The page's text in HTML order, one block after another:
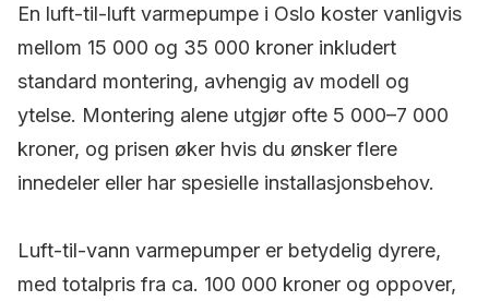
En luft-til-luft varmepumpe i Oslo koster vanligvis
mellom 15 000 og 35 000 kroner inkludert
standard montering, avhengig av modell og
ytelse. Montering alene utgjør ofte 5 000–7 000
kroner, og prisen øker hvis du ønsker flere
innedeler eller har spesielle installasjonsbehov.
Luft-til-vann varmepumper er betydelig dyrere,
med totalpris fra ca. 100 000 kroner og oppover,